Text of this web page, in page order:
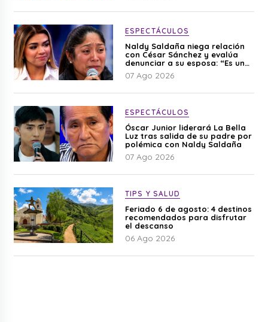
ESPECTÁCULOS
Naldy Saldaña niega relación
con César Sánchez y evalúa
denunciar a su esposa: “Es una
difamación”
07 Ago 2026
ESPECTÁCULOS
Óscar Junior liderará La Bella
Luz tras salida de su padre por
polémica con Naldy Saldaña
07 Ago 2026
TIPS Y SALUD
Feriado 6 de agosto: 4 destinos
recomendados para disfrutar
el descanso
06 Ago 2026